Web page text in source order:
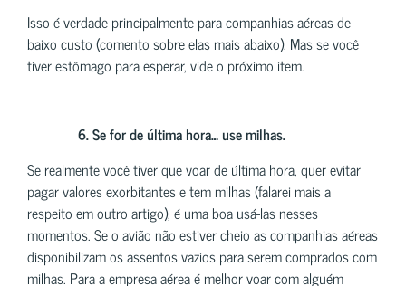
Isso é verdade principalmente para companhias aéreas de
baixo custo (comento sobre elas mais abaixo). Mas se você
tiver estômago para esperar, vide o próximo item.
6. Se for de última hora… use milhas.
Se realmente você tiver que voar de última hora, quer evitar
pagar valores exorbitantes e tem milhas (falarei mais a
respeito em outro artigo), é uma boa usá-las nesses
momentos. Se o avião não estiver cheio as companhias aéreas
disponibilizam os assentos vazios para serem comprados com
milhas. Para a empresa aérea é melhor voar com alguém